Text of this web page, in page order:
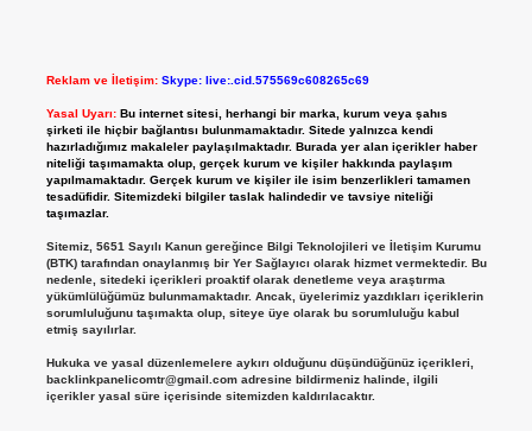
Reklam ve İletişim: Skype: live:.cid.575569c608265c69
Yasal Uyarı: Bu internet sitesi, herhangi bir marka, kurum veya şahıs
şirketi ile hiçbir bağlantısı bulunmamaktadır. Sitede yalnızca kendi
hazırladığımız makaleler paylaşılmaktadır. Burada yer alan içerikler haber
niteliği taşımamakta olup, gerçek kurum ve kişiler hakkında paylaşım
yapılmamaktadır. Gerçek kurum ve kişiler ile isim benzerlikleri tamamen
tesadüfidir. Sitemizdeki bilgiler taslak halindedir ve tavsiye niteliği
taşımazlar.
Sitemiz, 5651 Sayılı Kanun gereğince Bilgi Teknolojileri ve İletişim Kurumu
(BTK) tarafından onaylanmış bir Yer Sağlayıcı olarak hizmet vermektedir. Bu
nedenle, sitedeki içerikleri proaktif olarak denetleme veya araştırma
yükümlülüğümüz bulunmamaktadır. Ancak, üyelerimiz yazdıkları içeriklerin
sorumluluğunu taşımakta olup, siteye üye olarak bu sorumluluğu kabul
etmiş sayılırlar.
Hukuka ve yasal düzenlemelere aykırı olduğunu düşündüğünüz içerikleri,
backlinkpanelicomtr@gmail.comadresine bildirmeniz halinde, ilgili
içerikler yasal süre içerisinde sitemizden kaldırılacaktır.